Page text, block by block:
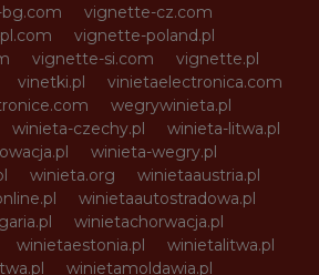
vignette-cz.com
vignette-poland.pl
vignette-si.com
vignette.pl
vinetki.pl
vinietaelectronica.com
wegrywinieta.pl
winieta-czechy.pl
winieta-litwa.pl
winieta-wegry.pl
winieta.org
winietaaustria.pl
winietaautostradowa.pl
winietachorwacja.pl
winietaestonia.pl
winietalitwa.pl
winietamoldawia.pl